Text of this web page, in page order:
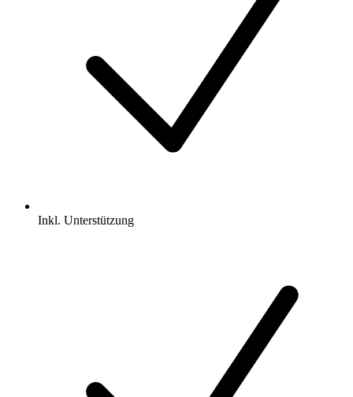
Inkl. Unterstützung